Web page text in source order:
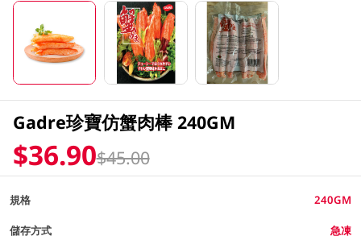
Gadre珍寶仿蟹肉棒 240GM
$36.90$45.00
規格 240GM
儲存方式 急凍